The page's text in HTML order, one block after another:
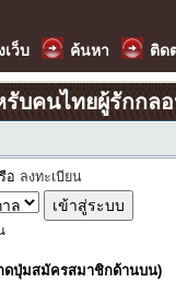
ว็บ ค้นหา ติด
บคนไทยผู้รักกล
อ ลงทะเบียน
ดปุ่มสมัครสมาชิกด้านบน)